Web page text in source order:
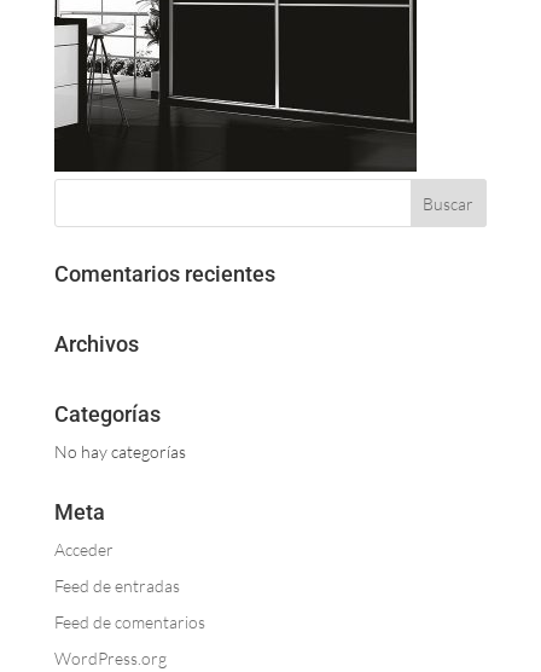
Comentarios recientes
Archivos
Categorías
No hay categorías
Meta
Acceder
Feed de entradas
Feed de comentarios
WordPress.org